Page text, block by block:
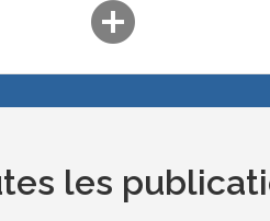
add_circle
les